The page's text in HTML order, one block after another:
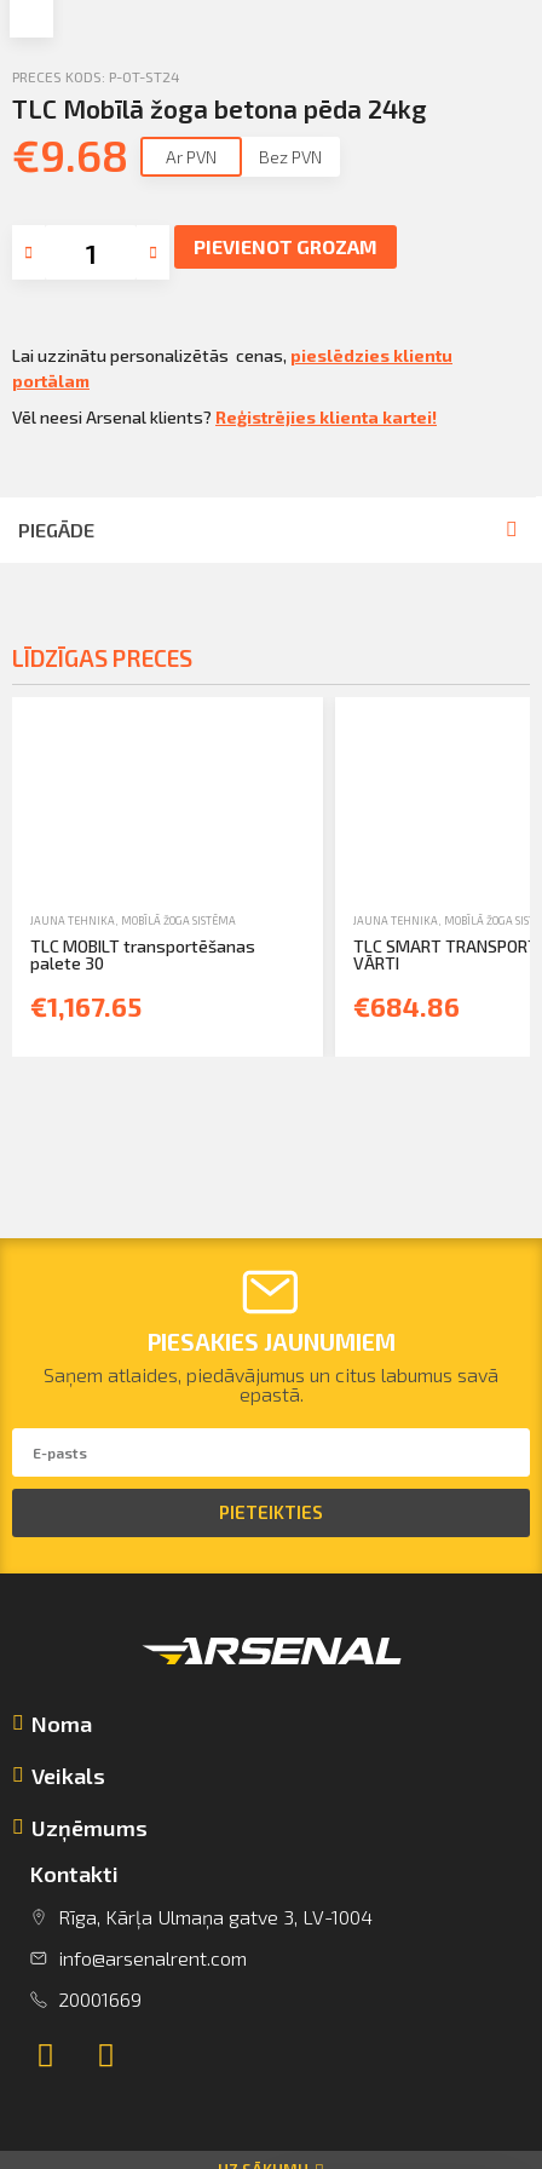
info@arsenalrent.com
+37120001669
PRECES KODS: P-OT-ST24
TLC Mobīlā žoga betona pēda 24kg
€9.68 Ar PVN Bez PVN
PIEVIENOT GROZAM
Lai uzzinātu personalizētās cenas, pieslēdzies klientu
portālam
Vēl neesi Arsenal klients? Reģistrējies klienta kartei!
PIEGĀDE
LĪDZĪGAS PRECES
JAUNA TEHNIKA MOBĪLĀ ŽOGA SISTĒMA
TLC MOBILT transportēšanas
palete 30
€1,167.65
JAUNA TEHNIKA MOBĪLĀ ŽOGA
TLC SMART
VĀRTI
€684.86
PIESAKIES JAUNUMIEM
Saņem atlaides, piedāvājumus un citus labumus savā
epastā.
PIETEIKTIES
Noma
Veikals
Uzņēmums
Kontakti
Rīga, Kārļa Ulmaņa gatve 3, LV-1004
info@arsenalrent.com
20001669